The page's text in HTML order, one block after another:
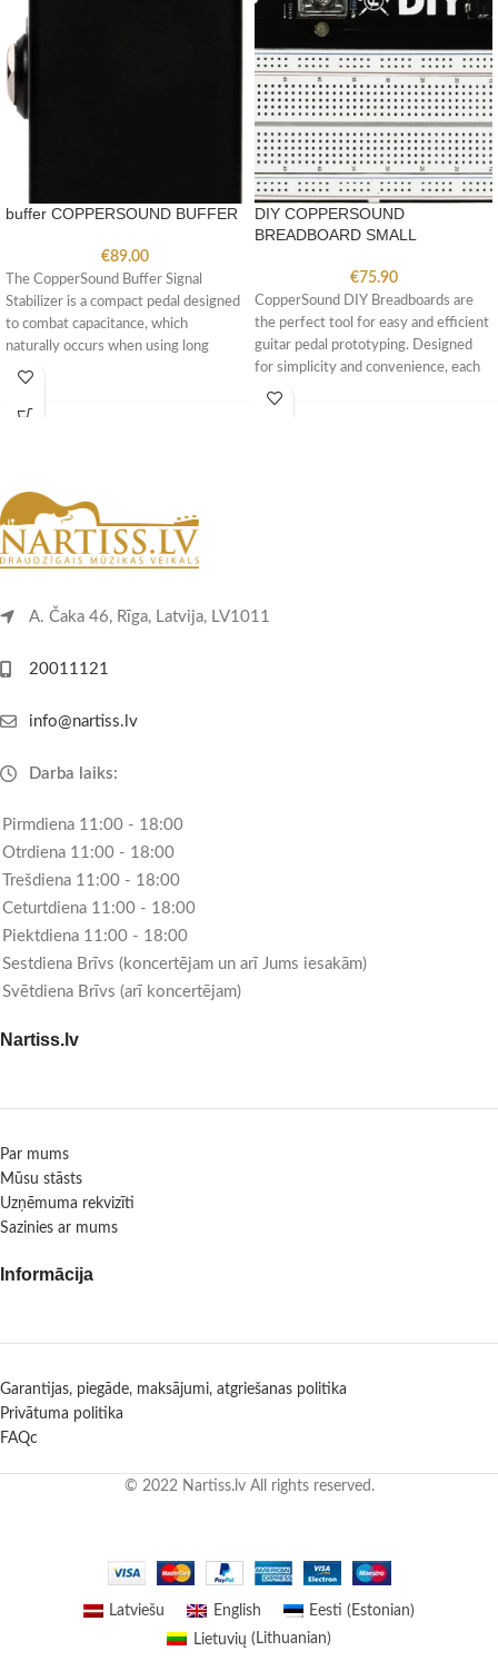
buffer COPPERSOUND BUFFER
€89.00
The CopperSound Buffer Signal
Stabilizer is a compact pedal designed
to combat capacitance, which
naturally occurs when using long
stretches
DIY COPPERSOUND
BREADBOARD SMALL
€75.90
CopperSound DIY Breadboards are
the perfect tool for easy and efficient
guitar pedal prototyping. Designed
for simplicity and convenience, each
A. Čaka 46, Rīga, Latvija, LV1011
20011121
info@nartiss.lv
Darba laiks:
Pirmdiena 11:00 - 18:00
Otrdiena 11:00 - 18:00
Trešdiena 11:00 - 18:00
Ceturtdiena 11:00 - 18:00
Piektdiena 11:00 - 18:00
Sestdiena Brīvs (koncertējam un arī Jums iesakām)
Svētdiena Brīvs (arī koncertējam)
Nartiss.lv
Par mums
Mūsu stāsts
Uzņēmuma rekvizīti
Sazinies ar mums
Informācija
Garantijas, piegāde, maksājumi, atgriešanas politika
Privātuma politika
FAQc
© 2022 Nartiss.lv All rights reserved.
Latviešu English Eesti ( Estonian)
Lietuvių ( Lithuanian)